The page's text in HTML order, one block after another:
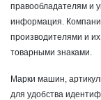
правообладателям и
информация.
производителями и
товарными знаками.
Марки машин,
для удобства